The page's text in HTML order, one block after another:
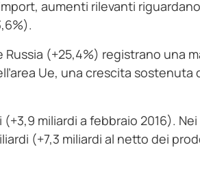
aumenti rilevanti
Russia (+25,4%) registrano una
Ue, una crescita sostenuta
miliardi a febbraio 2016).
(+7,3 miliardi al netto dei